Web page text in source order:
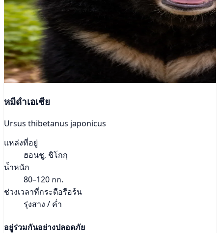
หมีดำเอเชีย
Ursus thibetanus japonicus
แหล่งที่อยู่
ฮอนชู, ชิโกกุ
น้ำหนัก
80–120 กก.
ช่วงเวลาที่กระตือรือร้น
รุ่งสาง / ค่ำ
อยู่ร่วมกันอย่างปลอดภัย